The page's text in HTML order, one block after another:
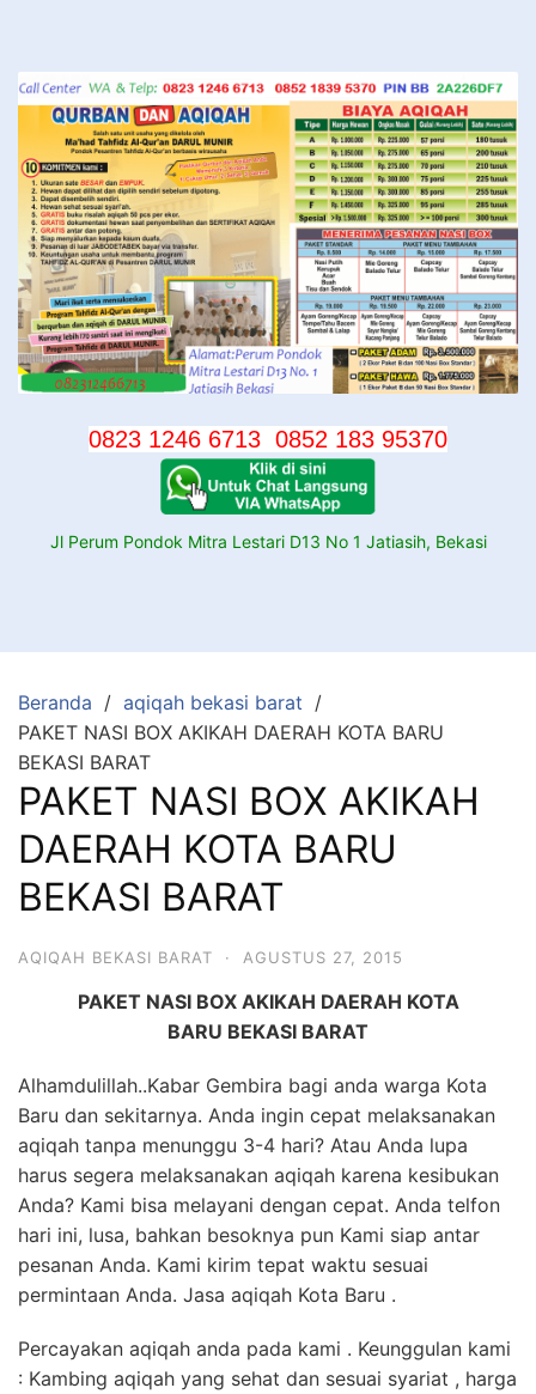
konten
0823 1246 6713 0852 183 95370
Jl Perum Pondok Mitra Lestari D13 No 1 Jatiasih, Bekasi
Beranda
aqiqah bekasi barat
PAKET NASI BOX AKIKAH DAERAH KOTA BARU
BEKASI BARAT
PAKET NASI BOX AKIKAH
DAERAH KOTA BARU
BEKASI BARAT
AQIQAH BEKASI BARAT · AGUSTUS 27, 2015
PAKET NASI BOX AKIKAH DAERAH KOTA
BARU BEKASI BARAT
Alhamdulillah..Kabar Gembira bagi anda warga Kota
Baru dan sekitarnya. Anda ingin cepat melaksanakan
aqiqah tanpa menunggu 3-4 hari? Atau Anda lupa
harus segera melaksanakan aqiqah karena kesibukan
Anda? Kami bisa melayani dengan cepat. Anda telfon
hari ini, lusa, bahkan besoknya pun Kami siap antar
pesanan Anda. Kami kirim tepat waktu sesuai
permintaan Anda. Jasa aqiqah Kota Baru .
Percayakan aqiqah anda pada kami . Keunggulan kami
: Kambing aqiqah yang sehat dan sesuai syariat , harga